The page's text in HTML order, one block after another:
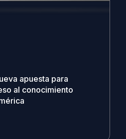
apuesta para
al conocimiento